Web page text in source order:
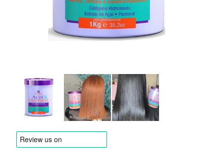
Contacto
Reseñas